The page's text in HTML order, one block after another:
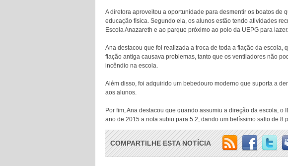
A diretora aproveitou a oportunidade para desmentir os boatos de
educação física. Segundo ela, os alunos estão tendo atividades
Escola Anazareth e ao parque próximo ao polo da UEPG para
Ana destacou que foi realizada a troca de toda a fiação da escola,
fiação antiga causava problemas, tanto que os ventiladores não
incêndio na escola.
Além disso, foi adquirido um bebedouro moderno que suporta a
aos alunos.
Por fim, Ana destacou que quando assumiu a direção da escola, o
ano de 2015 a nota subiu para 5.2, dando um belíssimo salto de 8
COMPARTILHE ESTA NOTÍCIA